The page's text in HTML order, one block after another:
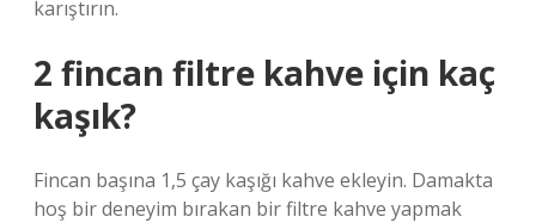
karıştırın.
2 fincan filtre kahve için kaç
kaşık?
Fincan başına 1,5 çay kaşığı kahve ekleyin. Damakta
hoş bir deneyim bırakan bir filtre kahve yapmak